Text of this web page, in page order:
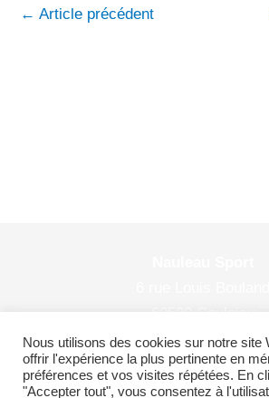
← Article précédent
© 2026 Nauleau
Nous utilisons des cookies sur notre site
offrir l'expérience la plus pertinente en
préférences et vos visites répétées. En
"Accepter tout", vous consentez à